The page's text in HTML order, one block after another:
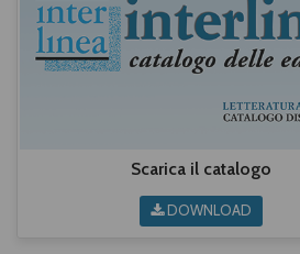
Scarica il catalogo
DOWNLOAD